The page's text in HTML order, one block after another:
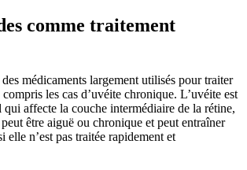
comme traitement
médicaments largement utilisés pour traiter
les cas d’uvéite chronique. L’uvéite est
affecte la couche intermédiaire de la rétine,
être aiguë ou chronique et peut entraîner
elle n’est pas traitée rapidement et